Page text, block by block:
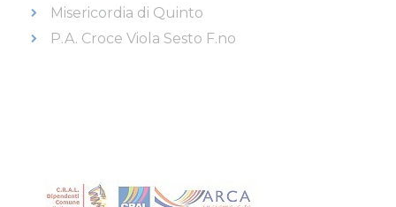
Misericordia di Quinto
P.A. Croce Viola Sesto F.no